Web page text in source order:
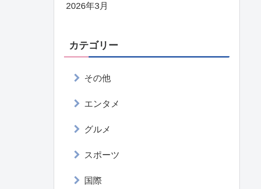
2026年3月
カテゴリー
その他
エンタメ
グルメ
スポーツ
国際